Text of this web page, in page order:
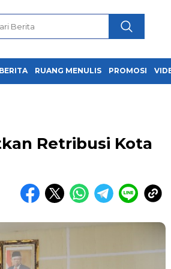
RUANG MENULIS PROMOSI
Retribusi Kota